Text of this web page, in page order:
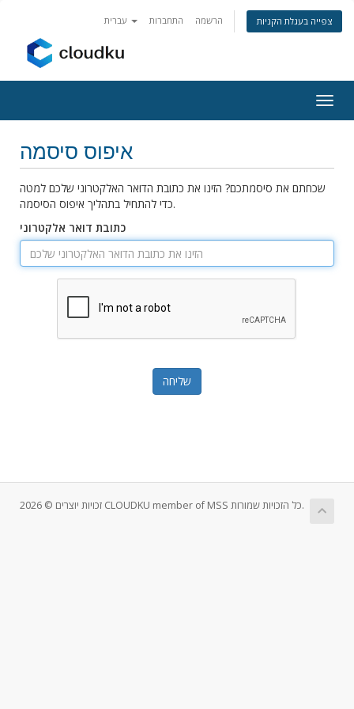
התחברות הרשמה צפייה בעגלת הקניות
ניווט
איפוס סיסמה
שכחתם את סיסמתכם? הזינו את כתובת הדואר האלקטרוני שלכם למטה
כדי להתחיל בתהליך איפוס הסיסמה.
כתובת דואר אלקטרוני
שליחה
זכויות יוצרים © 2026 CLOUDKU member of MSS כל הזכויות שמורות.